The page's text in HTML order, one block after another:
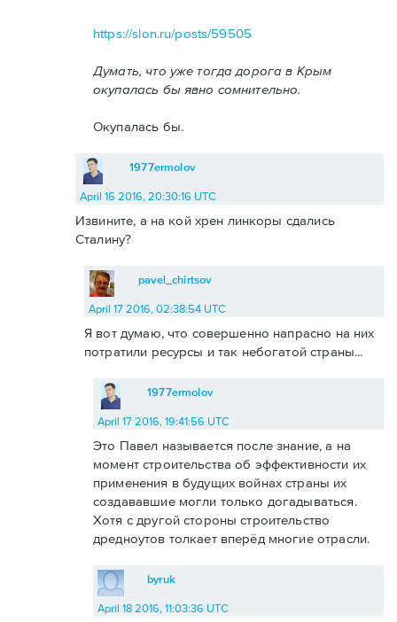
https://slon.ru/posts/59505
Думать, что уже тогда дорога в Крым
окупалась бы явно сомнительно.
Окупалась бы.
1977ermolov
April 16 2016, 20:30:16 UTC
Извините, а на кой хрен линкоры сдались
Сталину?
pavel_chirtsov
April 17 2016, 02:38:54 UTC
Я вот думаю, что совершенно напрасно на них
потратили ресурсы и так небогатой страны...
1977ermolov
April 17 2016, 19:41:56 UTC
Это Павел называется после знание, а на
момент строительства об эффективности их
применения в будущих войнах страны их
создававшие могли только догадываться.
Хотя с другой стороны строительство
дредноутов толкает вперёд многие отрасли.
byruk
April 18 2016, 11:03:36 UTC